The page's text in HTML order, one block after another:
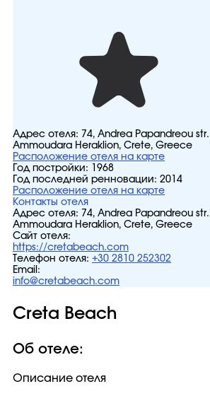
Адрес отеля: 74, Andrea Papandreou
Ammoudara Heraklion, Crete, Greece
Расположение отеля на карте
Год постройки:
1968
Год последней ренновации: 2014
Расположение отеля на карте
Контакты отеля
Адрес отеля: 74, Andrea Papandreou
Ammoudara Heraklion, Crete, Greece
Сайт отеля:
https://cretabeach.com
Телефон отеля: +30 2810 252302
Email:
info@cretabeach.com
Creta Beach
Об отеле:
Описание отеля